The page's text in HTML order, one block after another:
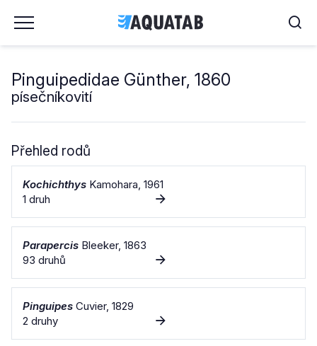
Pinguipedidae Günther, 1860
písečníkovití
Přehled rodů
Kochichthys Kamohara, 1961
1 druh
Parapercis Bleeker, 1863
93 druhů
Pinguipes Cuvier, 1829
2 druhy